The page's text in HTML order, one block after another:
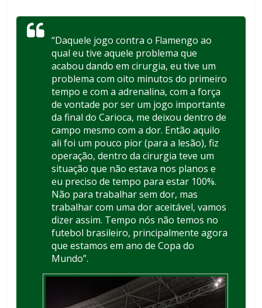
“Daquele jogo contra o Flamengo ao
qual eu tive aquele problema que
acabou dando em cirurgia, eu tive um
problema com oito minutos do primeiro
tempo e com a adrenalina, com a força
de vontade por ser um jogo importante
da final do Carioca, me deixou dentro de
campo mesmo com a dor. Então aquilo
ali foi um pouco pior (para a lesão), fiz
operação, dentro da cirurgia teve um
situação que não estava nos planos e
eu preciso de tempo para estar 100%.
Não para trabalhar sem dor, mas
trabalhar com uma dor aceitável, vamos
dizer assim. Tempo nós não temos no
futebol brasileiro, principalmente agora
que estamos em ano de Copa do
Mundo”.